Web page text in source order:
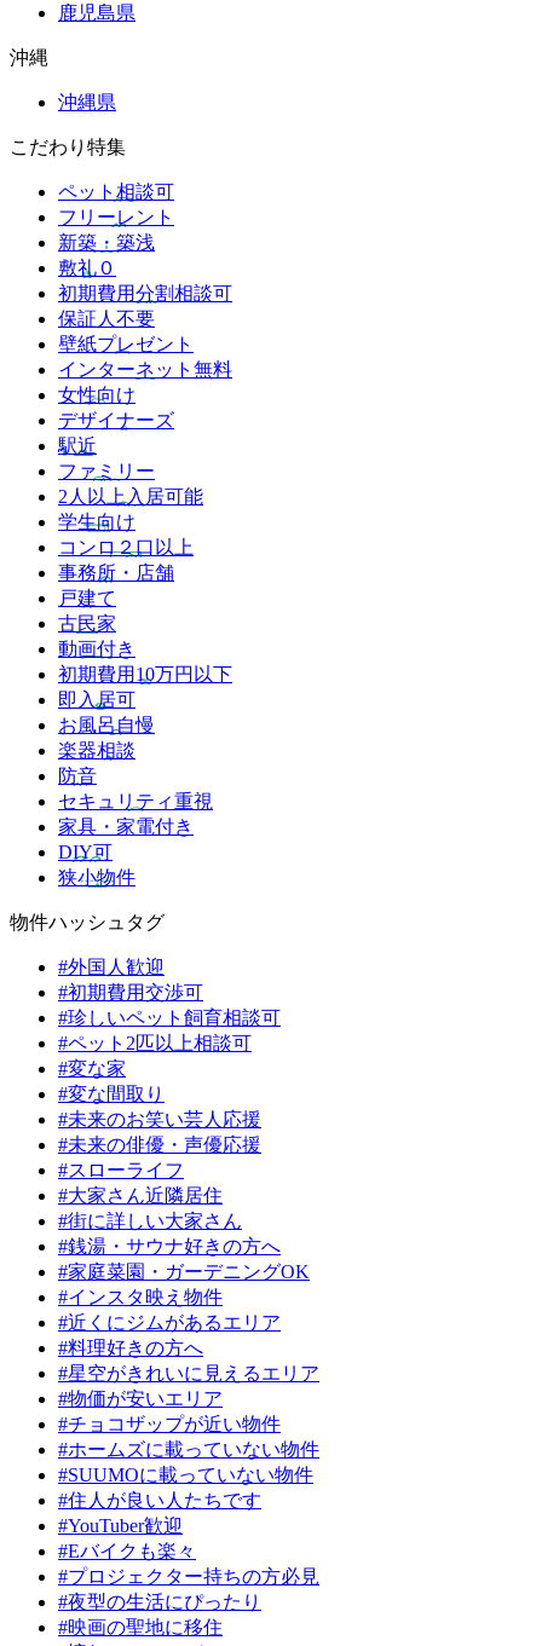
鹿児島県
沖縄
沖縄県
こだわり特集
ペット相談可
フリーレント
新築・築浅
敷礼０
初期費用分割相談可
保証人不要
壁紙プレゼント
インターネット無料
女性向け
デザイナーズ
駅近
ファミリー
2人以上入居可能
学生向け
コンロ２口以上
事務所・店舗
戸建て
古民家
動画付き
初期費用10万円以下
即入居可
お風呂自慢
楽器相談
防音
セキュリティ重視
家具・家電付き
DIY可
狭小物件
物件ハッシュタグ
#外国人歓迎
#初期費用交渉可
#珍しいペット飼育相談可
#ペット2匹以上相談可
#変な家
#変な間取り
#未来のお笑い芸人応援
#未来の俳優・声優応援
#スローライフ
#大家さん近隣居住
#街に詳しい大家さん
#銭湯・サウナ好きの方へ
#家庭菜園・ガーデニングOK
#インスタ映え物件
#近くにジムがあるエリア
#料理好きの方へ
#星空がきれいに見えるエリア
#物価が安いエリア
#チョコザップが近い物件
#ホームズに載っていない物件
#SUUMOに載っていない物件
#住人が良い人たちです
#YouTuber歓迎
#Eバイクも楽々
#プロジェクター持ちの方必見
#夜型の生活にぴったり
#映画の聖地に移住